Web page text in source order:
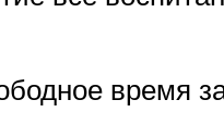
время